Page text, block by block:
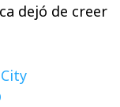
dejó de creer